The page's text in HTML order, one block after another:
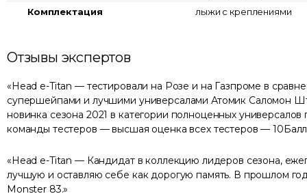
Комплектация
лыжи с креплениями
Отзывы экспертов
Head e-Titan — тестировали на Розе и на Газпроме в
супершейпами и лучшими универсалами Атомик Саломон
новинка сезона 2021 в категории полноценных
команды тестеров — высшая оценка всех тестеров —
Head e-Titan — Кандидат в коллекцию лидеров сезона,
лучшую и оставляю себе как дорогую память. В прошлом
Monster 83.